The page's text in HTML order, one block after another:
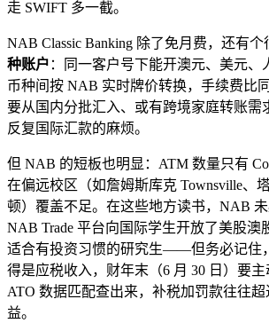
走 SWIFT 多一截。
NAB Classic Banking 除了免月费，还有
种账户 ：同一客户号下能开澳元、美元、
币种间按 NAB 实时牌价转换，手续费比
要从国内分批汇入、或有跨境家庭转账需
反复国际汇款的麻烦。
但 NAB 的短板也明显：ATM 数量只有
在偏远校区（如詹姆斯库克 Townsville、
顿）覆盖不足。在这些地方读书，NAB 未
NAB Trade 平台向国际学生开放了美股澳
适合有投资习惯的研究生——但务必记住
得是应税收入，财年末（6 月 30 日）要
ATO 数据匹配查出来，补税加罚款往往
益。